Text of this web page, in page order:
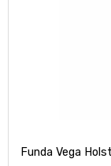
Funda Vega